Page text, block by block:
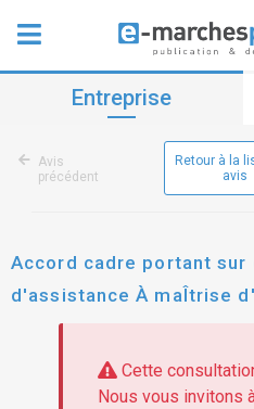
Entreprise
Avis
précédent
Retour à la
avis
Accord cadre portant
d'assistance À maÎtrise
missions de conduite
Cette
Nous vous invitons